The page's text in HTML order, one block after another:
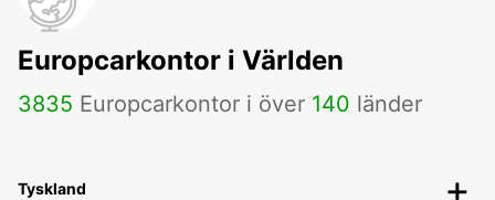
Europcarkontor i Världen
3835 Europcarkontor i över 140 länder
Tyskland